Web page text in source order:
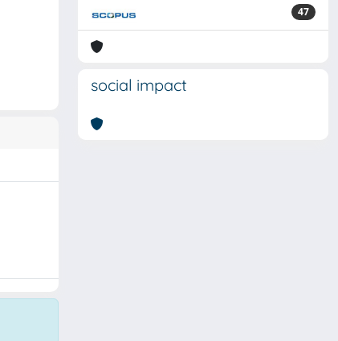
47
social impact